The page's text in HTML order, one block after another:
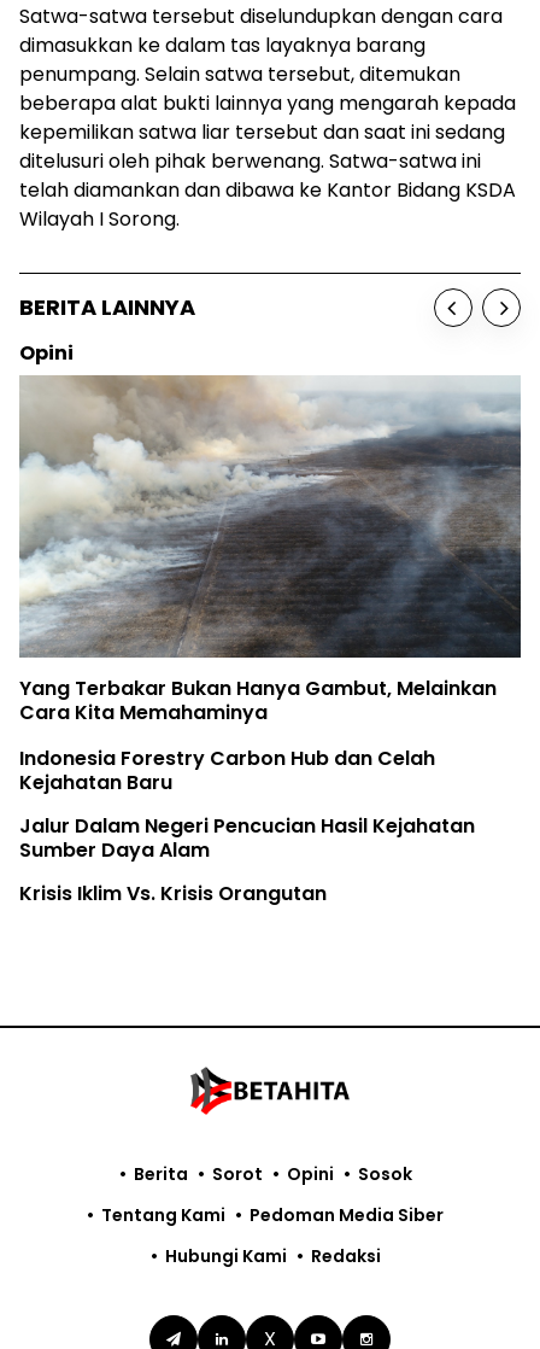
Satwa-satwa tersebut diselundupkan dengan cara
dimasukkan ke dalam tas layaknya barang
penumpang. Selain satwa tersebut, ditemukan
beberapa alat bukti lainnya yang mengarah kepada
kepemilikan satwa liar tersebut dan saat ini sedang
ditelusuri oleh pihak berwenang. Satwa-satwa ini
telah diamankan dan dibawa ke Kantor Bidang KSDA
Wilayah I Sorong.
BERITA LAINNYA
Opini
Yang Terbakar Bukan Hanya Gambut, Melainkan
Cara Kita Memahaminya
Indonesia Forestry Carbon Hub dan Celah
Kejahatan Baru
Jalur Dalam Negeri Pencucian Hasil Kejahatan
Sumber Daya Alam
Krisis Iklim Vs. Krisis Orangutan
X
Berita Sorot Opini
Sosok
Tentang Kami
Pedoman Media Siber
Hubungi Kami
Redaksi